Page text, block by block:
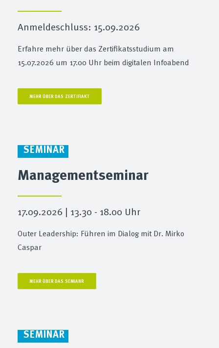
Anmeldeschluss: 15.09.2026
Erfahre mehr über das Zertifikatsstudium am
15.07.2026 um 17.00 Uhr beim digitalen Infoabend
MEHR ÜBER DAS ZERTIFIAKT
SEMINAR
Managementseminar
17.09.2026 | 13.30 - 18.00 Uhr
Outer Leadership: Führen im Dialog mit Dr. Mirko
Caspar
MEHR ÜBER DAS SEMIANR
SEMINAR